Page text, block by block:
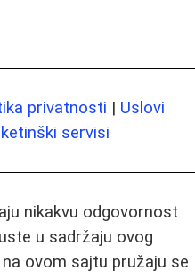
privatnosti | Uslovi
servisi
nikakvu odgovornost
u sadržaju ovog
ovom sajtu pružaju se